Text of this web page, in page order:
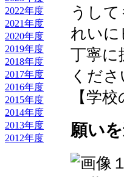
2022年度
2021年度
2020年度
2019年度
2018年度
2017年度
2016年度
2015年度
2014年度
2013年度
2012年度
うし
れいに
丁寧に
くだ
【学
願い